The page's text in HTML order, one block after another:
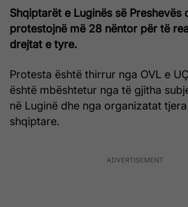
Shqiptarët e Luginës së Preshevës
protestojnë më 28 nëntor për të
drejtat e tyre.
Protesta është thirrur nga OVL e
është mbështetur nga të gjitha
në Luginë dhe nga organizatat
shqiptare.